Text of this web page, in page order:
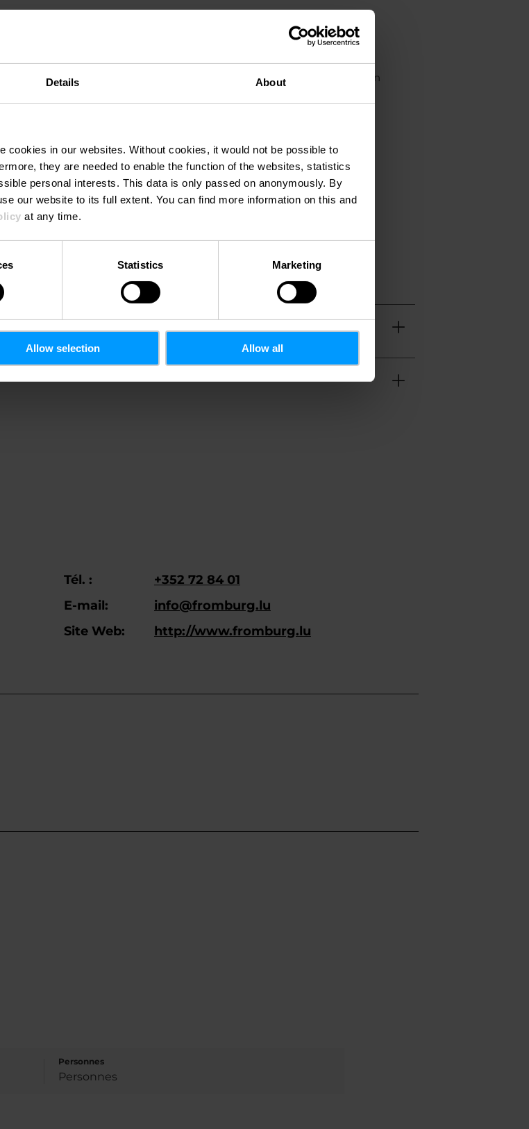
Details About
cookies in our websites. Without cookies, it would not be possible to
they are needed to enable the function of the websites, statistics
personal interests. This data is only passed on anonymously. By
our website to its full extent. You can find more information on this and
at any time.
Statistics Marketing
Allow selection Allow all
de jeux Terrain de jeux
Télévision
incluse
Locations
Tél. :
+352 72 84 01
E-mail:
info@fromburg.lu
Site Web:
http://www.fromburg.lu
Personnes